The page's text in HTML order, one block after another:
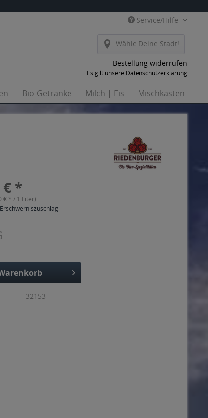
Service/Hilfe
Wähle Deine Stadt!
Bestellung widerrufen
Es gilt unsere Datenschutzerklärung
Bio-Getränke Milch | Eis Mischkästen
€ *
€ * / 1 Liter)
32153